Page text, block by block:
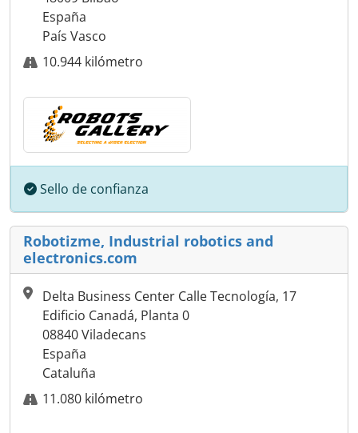
España
País Vasco
10.944 kilómetro
Sello de confianza
Robotizme, Industrial robotics and
electronics.com
Delta Business Center Calle Tecnología, 17
Edificio Canadá, Planta 0
08840 Viladecans
España
Cataluña
11.080 kilómetro